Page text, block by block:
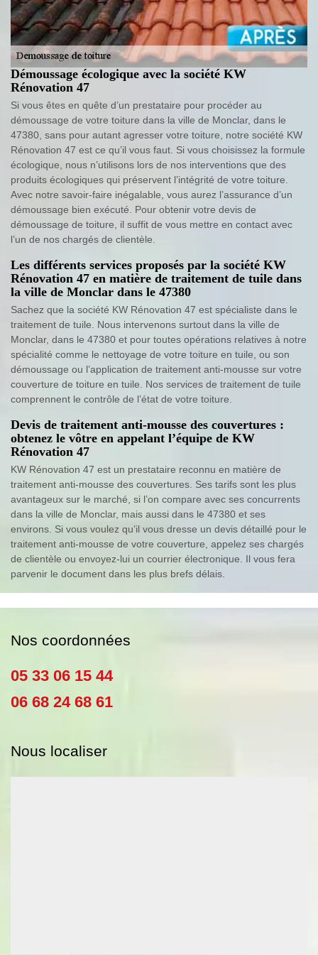
Démoussage écologique avec la société KW
Rénovation 47
Si vous êtes en quête d’un prestataire pour procéder au
démoussage de votre toiture dans la ville de Monclar, dans le
47380, sans pour autant agresser votre toiture, notre société KW
Rénovation 47 est ce qu’il vous faut. Si vous choisissez la formule
écologique, nous n’utilisons lors de nos interventions que des
produits écologiques qui préservent l’intégrité de votre toiture.
Avec notre savoir-faire inégalable, vous aurez l’assurance d’un
démoussage bien exécuté. Pour obtenir votre devis de
démoussage de toiture, il suffit de vous mettre en contact avec
l’un de nos chargés de clientèle.
Les différents services proposés par la société KW
Rénovation 47 en matière de traitement de tuile dans
la ville de Monclar dans le 47380
Sachez que la société KW Rénovation 47 est spécialiste dans le
traitement de tuile. Nous intervenons surtout dans la ville de
Monclar, dans le 47380 et pour toutes opérations relatives à notre
spécialité comme le nettoyage de votre toiture en tuile, ou son
démoussage ou l’application de traitement anti-mousse sur votre
couverture de toiture en tuile. Nos services de traitement de tuile
comprennent le contrôle de l’état de votre toiture.
Devis de traitement anti-mousse des couvertures :
obtenez le vôtre en appelant l’équipe de KW
Rénovation 47
KW Rénovation 47 est un prestataire reconnu en matière de
traitement anti-mousse des couvertures. Ses tarifs sont les plus
avantageux sur le marché, si l’on compare avec ses concurrents
dans la ville de Monclar, mais aussi dans le 47380 et ses
environs. Si vous voulez qu’il vous dresse un devis détaillé pour le
traitement anti-mousse de votre couverture, appelez ses chargés
de clientèle ou envoyez-lui un courrier électronique. Il vous fera
parvenir le document dans les plus brefs délais.
Nos coordonnées
05 33 06 15 44
06 68 24 68 61
Nous localiser